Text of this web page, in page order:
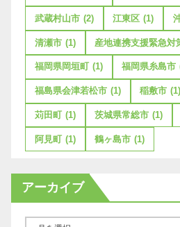
武蔵村山市 (2) 江東区 (1)
清瀬市 (1) 産地連携支援緊急対
福岡県岡垣町 (1) 福岡県糸島市
福島県会津若松市 (1) 稲敷市 (1)
苅田町 (1) 茨城県常総市 (1)
阿見町 (1) 鶴ヶ島市 (1)
アーカイブ